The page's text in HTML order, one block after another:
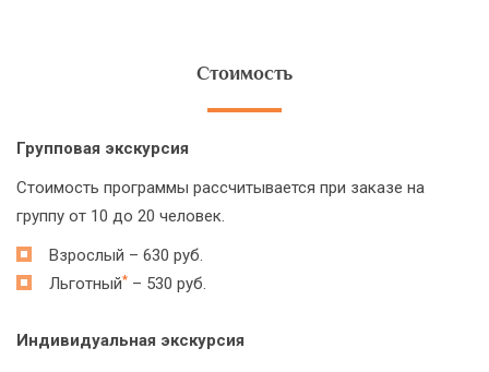
Стоимость
Групповая экскурсия
Стоимость программы рассчитывается при заказе на
группу от 10 до 20 человек.
Взрослый – 630 руб.
Льготный* – 530 руб.
Индивидуальная экскурсия